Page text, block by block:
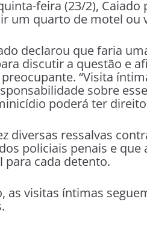
feira (23/2),
um quarto de motel ou
declarou que faria
discutir a questão e
“Visita
sobre
poderá ter
diversas ressalvas
policiais penais e
cada detento.
as visitas íntimas